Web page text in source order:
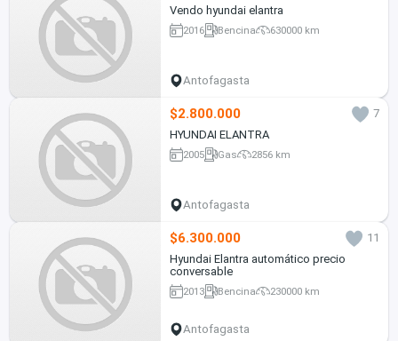
Vendo hyundai elantra
2016 Bencina 630000 km
Antofagasta
$2.800.000
7
HYUNDAI ELANTRA
2005 Gas 2856 km
Antofagasta
$6.300.000
11
Hyundai Elantra automático precio
conversable
2013 Bencina 230000 km
Antofagasta